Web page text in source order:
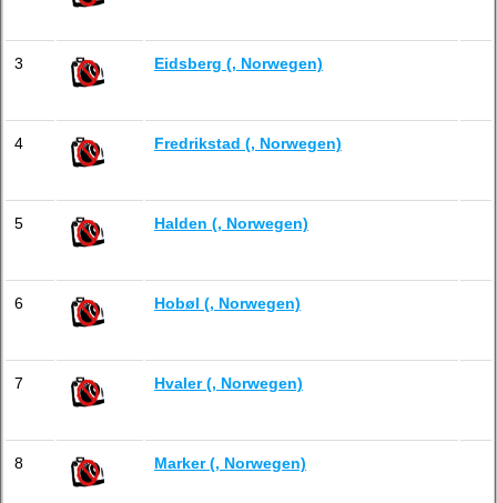
3 Eidsberg (, Norwegen)
4 Fredrikstad (, Norwegen)
5 Halden (, Norwegen)
6 Hobøl (, Norwegen)
7 Hvaler (, Norwegen)
8 Marker (, Norwegen)